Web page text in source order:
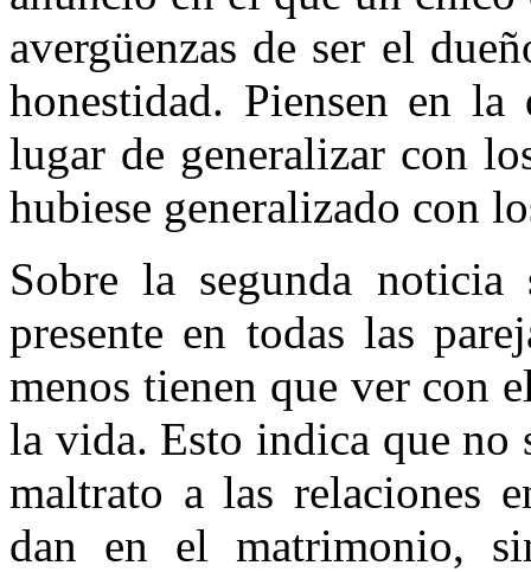
avergüenzas de ser el
honestidad. Piensen en
lugar de generalizar con
hubiese generalizado con
Sobre la segunda
presente en todas las
menos tienen que ver con
la vida. Esto indica que no
maltrato a las relaciones
dan en el matrimonio,